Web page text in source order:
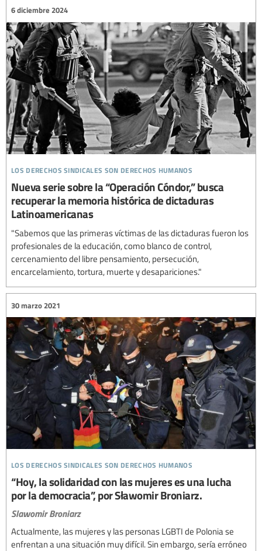
los derechos sindicales son derechos humanos
6 diciembre 2024
Nueva serie sobre la “Operación Cóndor,” busca
recuperar la memoria histórica de dictaduras
Latinoamericanas
"Sabemos que las primeras víctimas de las dictaduras fueron los
profesionales de la educación, como blanco de control,
cercenamiento del libre pensamiento, persecución,
encarcelamiento, tortura, muerte y desapariciones."
los derechos sindicales son derechos humanos
30 marzo 2021
“Hoy, la solidaridad con las mujeres es una lucha
por la democracia”, por Sławomir Broniarz.
Slawomir Broniarz
Actualmente, las mujeres y las personas LGBTI de Polonia se
enfrentan a una situación muy difícil. Sin embargo, sería erróneo